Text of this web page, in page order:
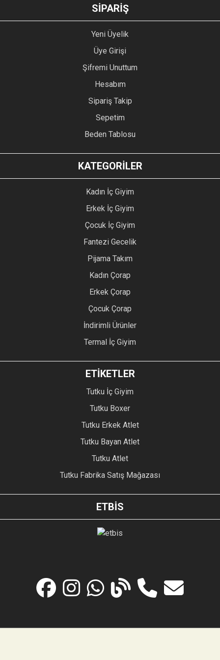
GÖNDER
SİPARİŞ
Yeni Üyelik
Üye Girişi
Şifremi Unuttum
Hesabım
Sipariş Takip
Sepetim
Beden Tablosu
KATEGORİLER
Kadın İç Giyim
Erkek İç Giyim
Çocuk İç Giyim
Fantezi Gecelik
Pijama Takım
Kadın Çorap
Erkek Çorap
Çocuk Çorap
İndirimli Ürünler
Termal İç Giyim
ETİKETLER
Tutku İç Giyim
Tutku Boxer
Tutku Erkek Atlet
Tutku Bayan Atlet
Tutku Atlet
Tutku Fabrika Satış Mağazası
ETBİS